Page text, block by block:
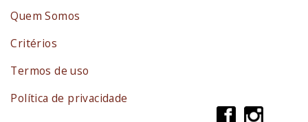
Quem Somos
Critérios
Termos de uso
Política de privacidade